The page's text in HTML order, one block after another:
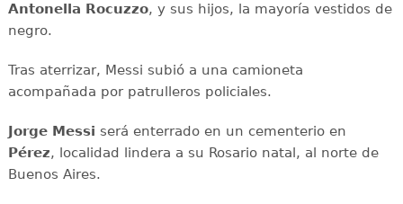
Antonella Rocuzzo, y sus hijos, la mayoría vestidos de
negro.
Tras aterrizar, Messi subió a una camioneta
acompañada por patrulleros policiales.
Jorge Messi será enterrado en un cementerio en
Pérez, localidad lindera a su Rosario natal, al norte de
Buenos Aires.